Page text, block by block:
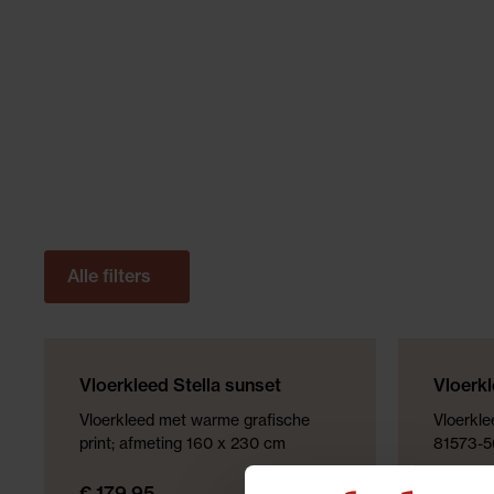
Alle filters
Vloerkleed Stella sunset
Vloerkleed met warme grafische
print; afmeting 160 x 230 cm
81573-